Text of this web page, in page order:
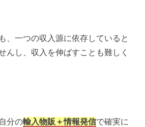
、一つの収入源に依存していると
んし、収入を伸ばすことも難しく
分の輸入物販＋情報発信で確実に